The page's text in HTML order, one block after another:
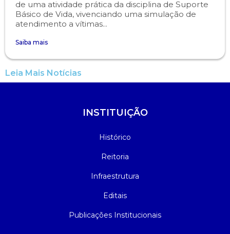
de uma atividade prática da disciplina de Suporte
Básico de Vida, vivenciando uma simulação de
atendimento a vítimas...
Saiba mais
Leia Mais Notícias
INSTITUIÇÃO
Histórico
Reitoria
Infraestrutura
Editais
Publicações Institucionais